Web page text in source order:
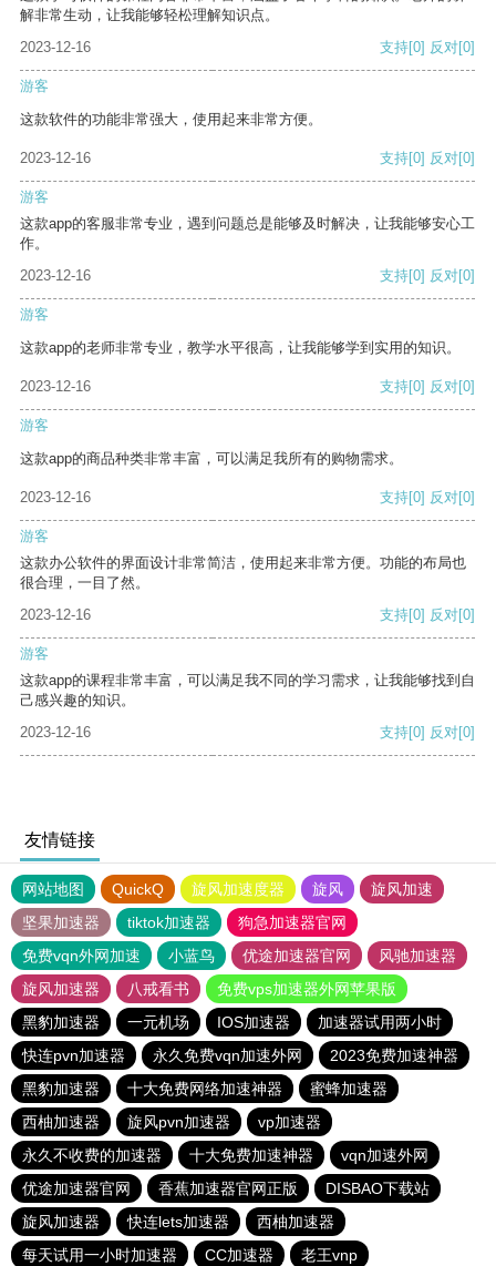
解非常生动，让我能够轻松理解知识点。
2023-12-16
支持[0] 反对[0]
游客
这款软件的功能非常强大，使用起来非常方便。
2023-12-16 支持[0] 反对[0]
游客
这款app的客服非常专业，遇到问题总是能够及时解决，让我能够安心工
作。
2023-12-16
支持[0] 反对[0]
游客
这款app的老师非常专业，教学水平很高，让我能够学到实用的知识。
2023-12-16 支持[0] 反对[0]
游客
这款app的商品种类非常丰富，可以满足我所有的购物需求。
2023-12-16 支持[0] 反对[0]
游客
这款办公软件的界面设计非常简洁，使用起来非常方便。功能的布局也
很合理，一目了然。
2023-12-16
支持[0] 反对[0]
游客
这款app的课程非常丰富，可以满足我不同的学习需求，让我能够找到自
己感兴趣的知识。
2023-12-16
支持[0] 反对[0]
友情链接
网站地图 QuickQ 旋风加速度器 旋风
旋风加速
坚果加速器
tiktok加速器
狗急加速器官网
免费vqn外网加速
小蓝鸟 优途加速器官网
风驰加速器
旋风加速器
八戒看书
免费vps加速器外网苹果版
黑豹加速器
一元机场 IOS加速器
加速器试用两小时
快连pvn加速器
永久免费vqn加速外网
2023免费加速神器
黑豹加速器
十大免费网络加速神器
蜜蜂加速器
西柚加速器
旋风pvn加速器
vp加速器
永久不收费的加速器
十大免费加速神器
vqn加速外网
优途加速器官网
香蕉加速器官网正版
DISBAO下载站
旋风加速器
快连lets加速器
西柚加速器
每天试用一小时加速器
CC加速器 老王vnp